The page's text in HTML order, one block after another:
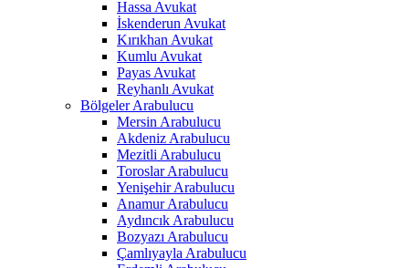
Hassa Avukat
İskenderun Avukat
Kırıkhan Avukat
Kumlu Avukat
Payas Avukat
Reyhanlı Avukat
Bölgeler Arabulucu
Mersin Arabulucu
Akdeniz Arabulucu
Mezitli Arabulucu
Toroslar Arabulucu
Yenişehir Arabulucu
Anamur Arabulucu
Aydıncık Arabulucu
Bozyazı Arabulucu
Çamlıyayla Arabulucu